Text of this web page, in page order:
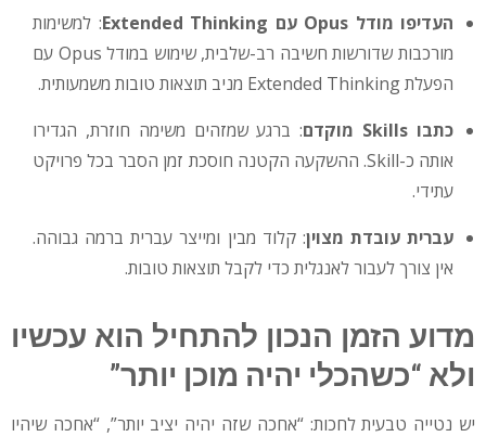
העדיפו מודל Opus עם Extended Thinking
: למשימות
מורכבות שדורשות חשיבה רב-שלבית, שימוש במודל Opus עם
הפעלת Extended Thinking מניב תוצאות טובות משמעותית.
כתבו Skills מוקדם
: ברגע שמזהים משימה חוזרת, הגדירו
אותה כ-Skill. ההשקעה הקטנה חוסכת זמן הסבר בכל פרויקט
עתידי.
עברית עובדת מצוין: קלוד מבין ומייצר עברית ברמה גבוהה.
אין צורך לעבור לאנגלית כדי לקבל תוצאות טובות.
מדוע הזמן הנכון להתחיל הוא עכשיו
ולא “כשהכלי יהיה מוכן יותר”
יש נטייה טבעית לחכות: “אחכה שזה יהיה יציב יותר”, “אחכה שיהיו